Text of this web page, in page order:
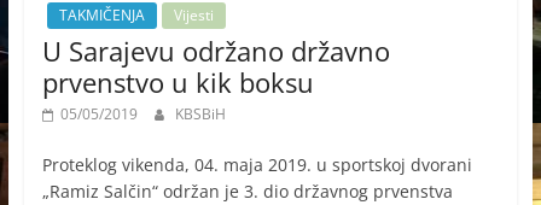
TAKMIČENJA
Vijesti
U Sarajevu održano državno
prvenstvo u kik boksu
05/05/2019 KBSBiH
Proteklog vikenda, 04. maja 2019. u sportskoj dvorani
„Ramiz Salčin“ održan je 3. dio državnog prvenstva